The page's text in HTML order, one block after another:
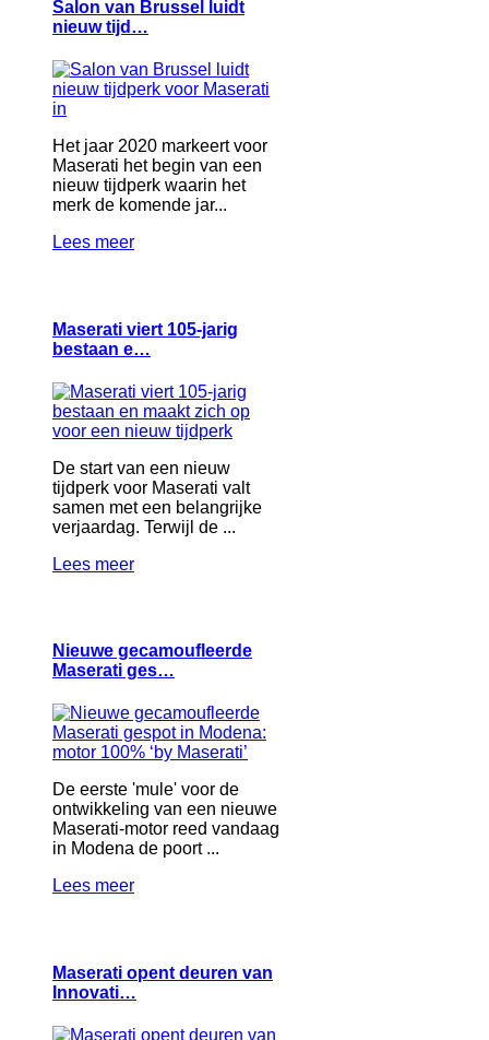
Salon van Brussel luidt
nieuw tijd…
Het jaar 2020 markeert voor
Maserati het begin van een
nieuw tijdperk waarin het
merk de komende jar...
Lees meer
Maserati viert 105-jarig
bestaan e…
De start van een nieuw
tijdperk voor Maserati valt
samen met een belangrijke
verjaardag. Terwijl de ...
Lees meer
Nieuwe gecamoufleerde
Maserati ges…
De eerste 'mule' voor de
ontwikkeling van een nieuwe
Maserati-motor reed vandaag
in Modena de poort ...
Lees meer
Maserati opent deuren van
Innovati…